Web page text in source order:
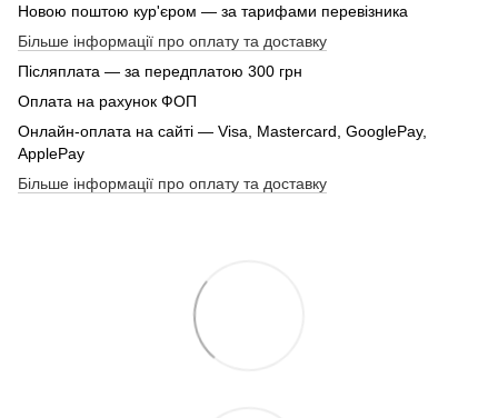
Новою поштою кур'єром — за тарифами перевізника
Більше інформації про оплату та доставку
Післяплата — за передплатою 300 грн
Оплата на рахунок ФОП
Онлайн-оплата на сайті — Visa, Mastercard, GooglePay,
ApplePay
Більше інформації про оплату та доставку